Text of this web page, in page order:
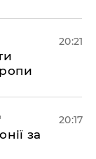
20:21
за
20:17